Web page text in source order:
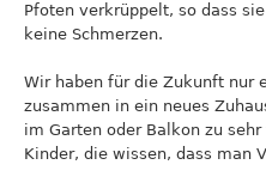
Pfoten verkrüppelt, so dass
keine Schmerzen.
Wir haben für die Zukunft nur
zusammen in ein neues
im Garten oder Balkon zu
Kinder, die wissen, dass man